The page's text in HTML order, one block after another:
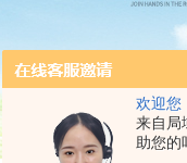
欢迎您
来自局
助您的